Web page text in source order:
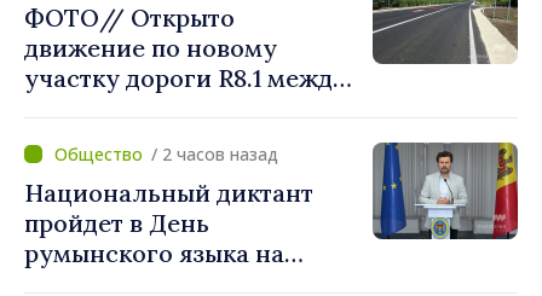
ФОТО// Открыто
движение по новому
участку дороги R8.1 между
/ 2 часов назад
Национальный диктант
пройдет в День
румынского языка на